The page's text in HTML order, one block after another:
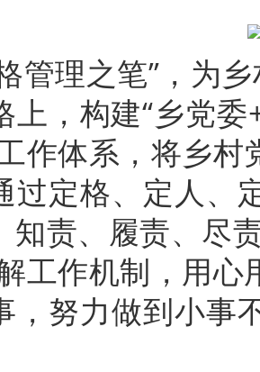
管理之笔”，为
上，构建“乡党
作体系，将乡
过定格、定人、
知责、履责、尽
工作机制，用
，努力做到小事